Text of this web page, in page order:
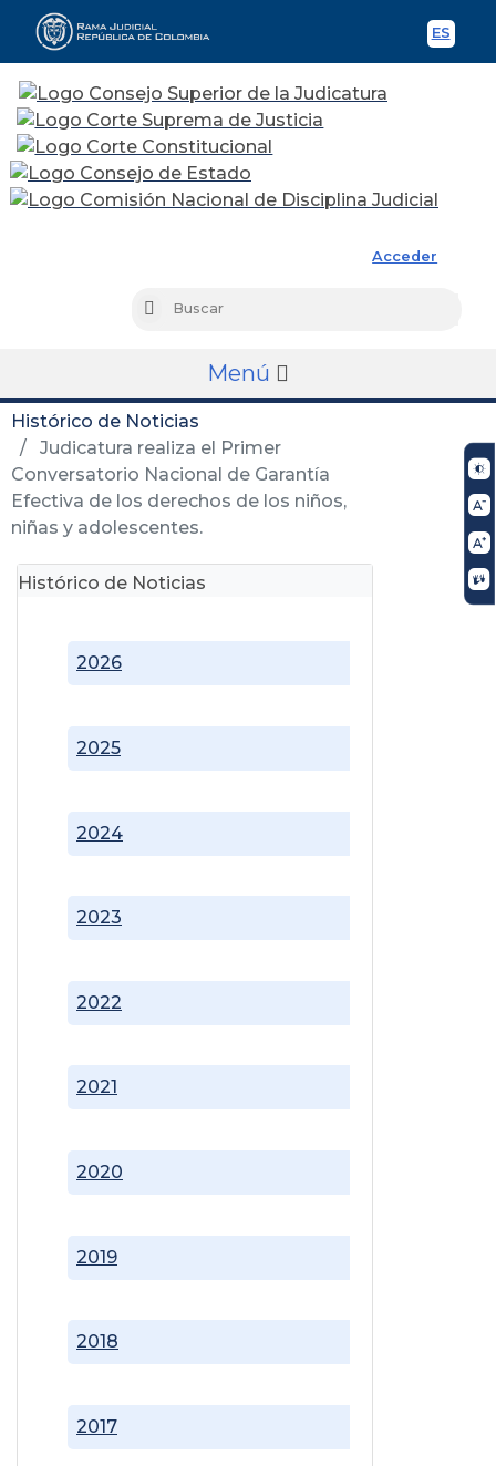
ES
Acceder
Buscar
Menú
Histórico de Noticias
Judicatura realiza el Primer
Conversatorio Nacional de Garantía
Efectiva de los derechos de los niños,
niñas y adolescentes.
Histórico de Noticias
2017
2018
2019
2020
2021
2022
2023
2024
2025
2026